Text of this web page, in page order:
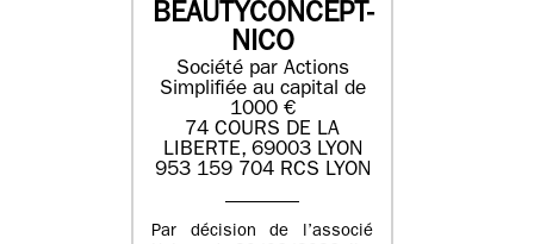
BEAUTYCONCEPT-
NICO
Société par Actions
Simplifiée au capital de
1000 €
74 COURS DE LA
LIBERTE, 69003 LYON
953 159 704 RCS LYON
Par décision de l’associé